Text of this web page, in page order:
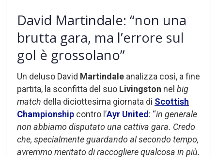
David Martindale: “non una
brutta gara, ma l’errore sul
gol è grossolano”
Un deluso David Martindale analizza così, a fine
partita, la sconfitta del suo Livingston nel big
match della diciottesima giornata di Scottish
Championship contro l’Ayr United: “in generale
non abbiamo disputato una cattiva gara. Credo
che, specialmente guardando al secondo tempo,
avremmo meritato di raccogliere qualcosa in più.